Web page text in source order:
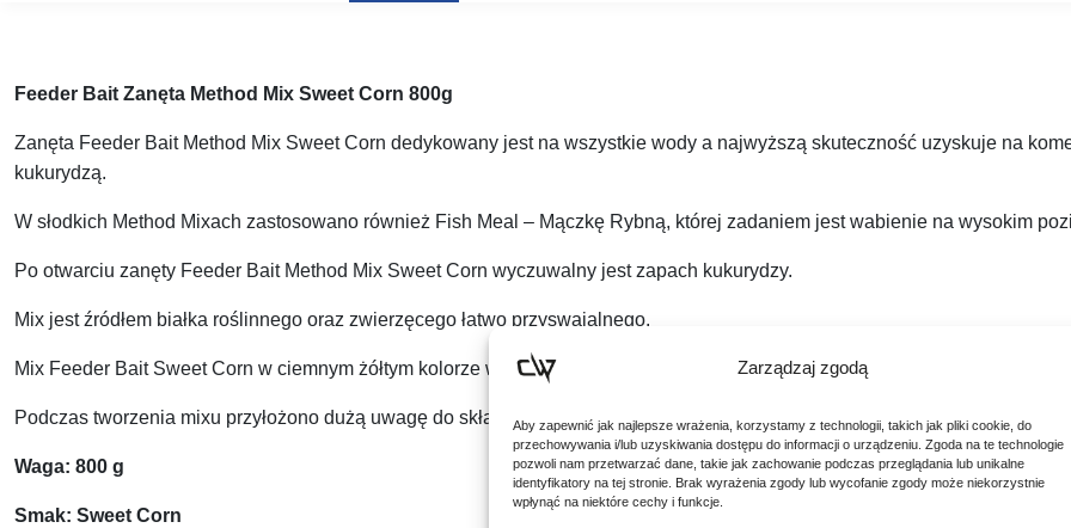
Zarządzaj zgodą
Aby zapewnić jak najlepsze wrażenia, korzystamy z technologii, takich jak pliki cookie, do
przechowywania i/lub uzyskiwania dostępu do informacji o urządzeniu. Zgoda na te technologie
pozwoli nam przetwarzać dane, takie jak zachowanie podczas przeglądania lub unikalne
identyfikatory na tej stronie. Brak wyrażenia zgody lub wycofanie zgody może niekorzystnie
wpłynąć na niektóre cechy i funkcje.
Feeder Bait Zanęta Method Mix Sweet Corn 800g
Zanęta Feeder Bait Method Mix Sweet Corn dedykowany jest na wszystkie wody a najwyższą skuteczność uzyskuje na
kukurydzą.
W słodkich Method Mixach zastosowano również Fish Meal – Mączkę Rybną, której zadaniem jest wabienie na wysokim
Po otwarciu zanęty Feeder Bait Method Mix Sweet Corn wyczuwalny jest zapach kukurydzy.
Mix jest źródłem białka roślinnego oraz zwierzęcego łatwo przyswajalnego.
Mix Feeder Bait Sweet Corn w ciemnym żółtym kolorze w którym wyraźnie wyczuwalna jest słodka kukurydza oraz mączki
Podczas tworzenia mixu przyłożono dużą uwagę do składu tak aby mix skutecznie wabił i utrzymywał ryby w polu łowienia.
Waga: 800 g
Smak: Sweet Corn